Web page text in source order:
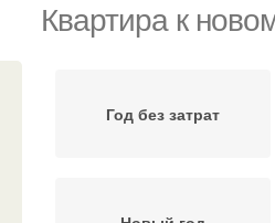
Квартира к
Год без затрат